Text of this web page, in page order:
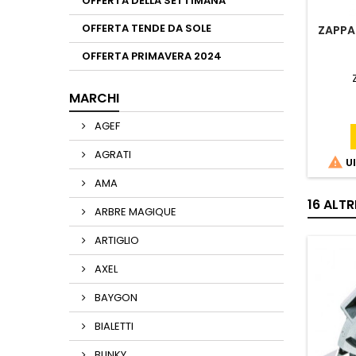
OFFERTA TENDE DA SOLE
OFFERTA PRIMAVERA 2024
MARCHI
AGEF
AGRATI
AMA
ARBRE MAGIQUE
ARTIGLIO
AXEL
BAYGON
BIALETTI

16